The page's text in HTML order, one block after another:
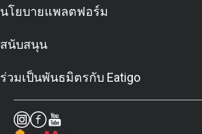
นโยบายแพลตฟอร์ม
สนับสนุน
ร่วมเป็นพันธมิตรกับ Eatigo